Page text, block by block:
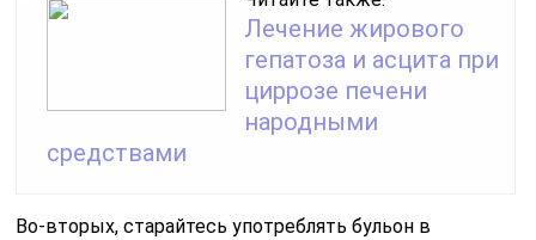
Лечение жирового
гепатоза и асцита при
циррозе печени
народными
средствами
Во-вторых, старайтесь употреблять бульон в